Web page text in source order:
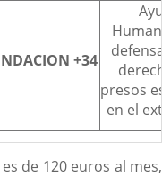
+34
presos
en el
de 120 euros al mes,